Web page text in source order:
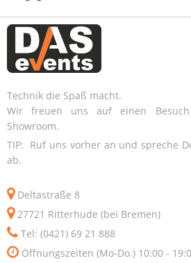
Technik die Spaß macht.
Wir freuen uns auf einen
Showroom.
TIP: Ruf uns vorher an und spreche
ab.
Deltastraße 8
27721 Ritterhude (bei Bremen)
Tel: (0421) 69 21 888
Öffnungszeiten (Mo-Do.) 10:00 -